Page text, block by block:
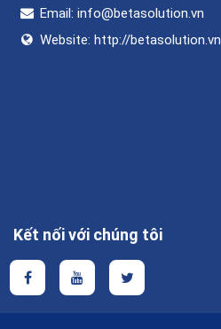
Email: info@betasolution.vn
Website: http://betasolution.vn
Kết nối với chúng tôi